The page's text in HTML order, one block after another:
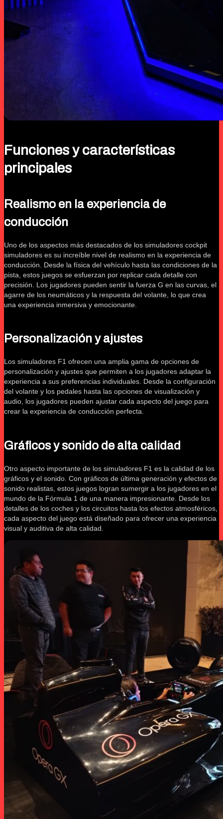
Funciones y características
principales
Realismo en la experiencia de
conducción
Uno de los aspectos más destacados de los simuladores cockpit
simuladores es su increíble nivel de realismo en la experiencia de
conducción. Desde la física del vehículo hasta las condiciones de la
pista, estos juegos se esfuerzan por replicar cada detalle con
precisión. Los jugadores pueden sentir la fuerza G en las curvas, el
agarre de los neumáticos y la respuesta del volante, lo que crea
una experiencia inmersiva y emocionante.
Personalización y ajustes
Los simuladores F1 ofrecen una amplia gama de opciones de
personalización y ajustes que permiten a los jugadores adaptar la
experiencia a sus preferencias individuales. Desde la configuración
del volante y los pedales hasta las opciones de visualización y
audio, los jugadores pueden ajustar cada aspecto del juego para
crear la experiencia de conducción perfecta.
Gráficos y sonido de alta calidad
Otro aspecto importante de los simuladores F1 es la calidad de los
gráficos y el sonido. Con gráficos de última generación y efectos de
sonido realistas, estos juegos logran sumergir a los jugadores en el
mundo de la Fórmula 1 de una manera impresionante. Desde los
detalles de los coches y los circuitos hasta los efectos atmosféricos,
cada aspecto del juego está diseñado para ofrecer una experiencia
visual y auditiva de alta calidad.